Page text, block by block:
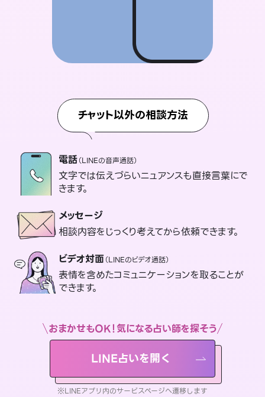
チャット以外の相談方法
電話（LINEの音声通話）
文字では伝えづらいニュアンスも直接言葉にで
きます。
メッセージ
相談内容をじっくり考えてから依頼できます。
ビデオ対面（LINEのビデオ通話）
表情を含めたコミュニケーションを取ることが
できます。
おまかせもOK！気になる占い師を探そう
LINE占いを開く
※LINEアプリ内のサービスページへ遷移します